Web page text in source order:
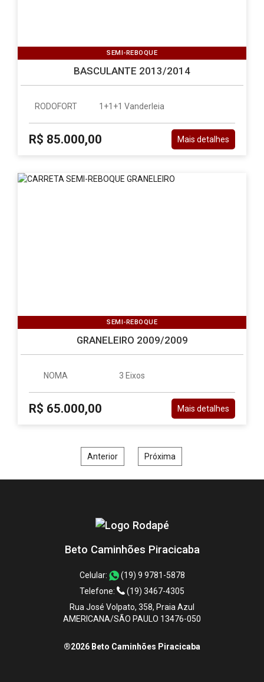
SEMI-REBOQUE
BASCULANTE 2013/2014
RODOFORT 1+1+1 Vanderleia
R$ 85.000,00 Mais detalhes
SEMI-REBOQUE
GRANELEIRO 2009/2009
NOMA 3 Eixos
R$ 65.000,00 Mais detalhes
Anterior Próxima
Beto Caminhões Piracicaba
Celular:
(19) 9 9781-5878
Telefone:
(19) 3467-4305
Rua José Volpato, 358, Praia Azul
AMERICANA/SÃO PAULO 13476-050
®2026 Beto Caminhões Piracicaba